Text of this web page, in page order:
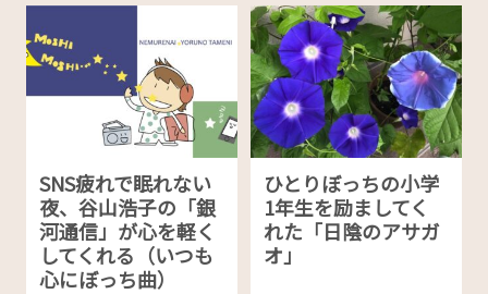
SNS疲れで眠れない
夜、谷山浩子の「銀
河通信」が心を軽く
してくれる（いつも
心にぼっち曲）
ひとりぼっちの小学
1年生を励ましてく
れた「日陰のアサガ
オ」